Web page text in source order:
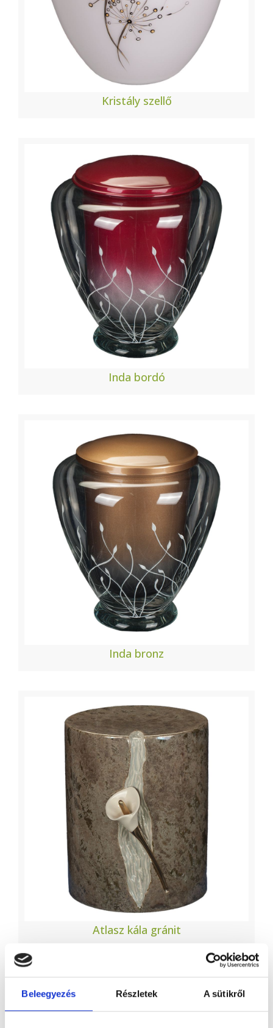
Beleegyezés Részletek A sütikről
Kristály szellő
Inda bordó
Inda bronz
Atlasz kála gránit